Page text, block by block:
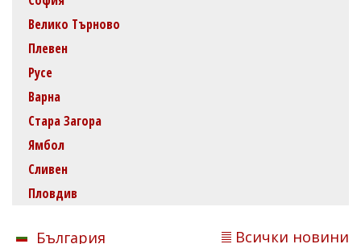
Велико Търново
Плевен
Русе
Варна
Стара Загора
Ямбол
Сливен
Пловдив
България Всички новини